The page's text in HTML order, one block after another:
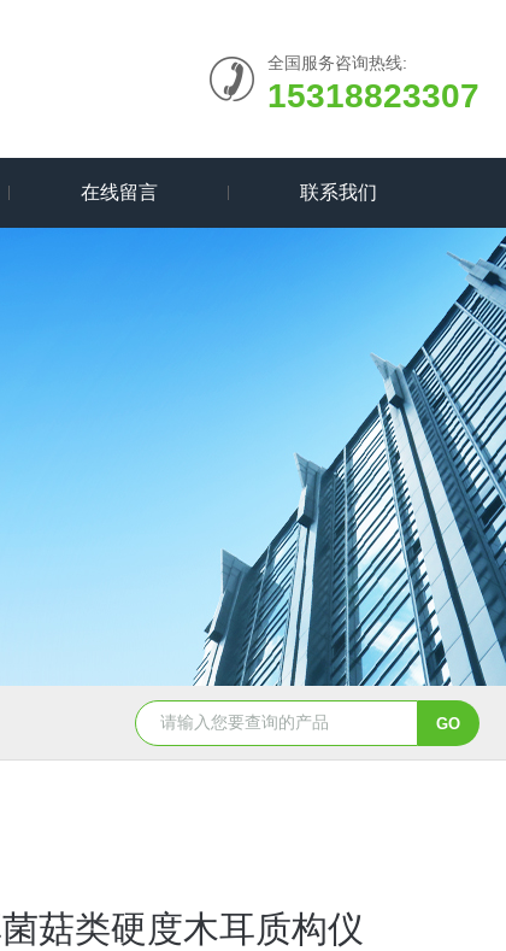
全国服务咨询热线:
15318823307
在线留言 联系我们
菇类硬度木耳质构仪